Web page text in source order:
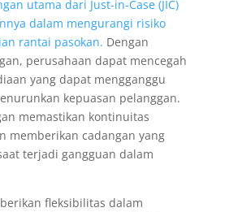
utama dari Just-in-Case (JIC)
dalam mengurangi risiko
rantai pasokan. Dengan
perusahaan dapat mencegah
yang dapat mengganggu
kepuasan pelanggan.
memastikan kontinuitas
memberikan cadangan yang
terjadi gangguan dalam
fleksibilitas dalam